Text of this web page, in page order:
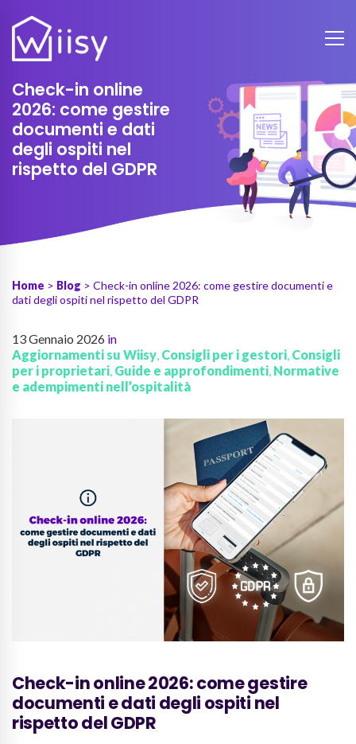
Check-in online
2026: come gestire
documenti e dati
degli ospiti nel
rispetto del GDPR
Home > Blog > Check-in online 2026: come gestire documenti e
dati degli ospiti nel rispetto del GDPR
13 Gennaio 2026 in
Aggiornamenti su Wiisy, Consigli per i gestori, Consigli
per i proprietari, Guide e approfondimenti, Normative
e adempimenti nell’ospitalità
Check-in online 2026: come gestire
documenti e dati degli ospiti nel
rispetto del GDPR